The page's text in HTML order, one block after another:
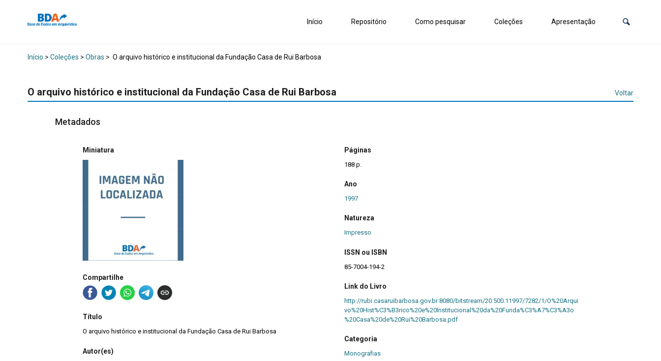
Início Repositório Como pesquisar Coleções Apresentação
Início > Coleções > Obras > O arquivo histórico e institucional da Fundação Casa de Rui Barbosa
O arquivo histórico e institucional da Fundação Casa de Rui Barbosa Voltar
Metadados
Miniatura
Compartilhe
Título
O arquivo histórico e institucional da Fundação Casa de Rui Barbosa
Autor(es)
Páginas
188 p.
Ano
1997
Natureza
Impresso
ISSN ou ISBN
85-7004-194-2
Link do Livro
http://rubi.casaruibarbosa.gov.br:8080/bitstream/20.500.11997/7282/1/O%20Arqui
vo%20Hist%C3%B3rico%20e%20Institucional%20da%20Funda%C3%A7%C3%A3o
%20Casa%20de%20Rui%20Barbosa.pdf
Categoria
Monografias